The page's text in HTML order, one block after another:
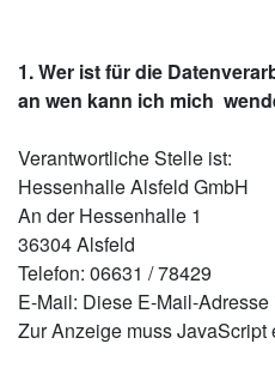
1. Wer ist für die
an wen kann ich mich
Verantwortliche Stelle ist:
Hessenhalle Alsfeld GmbH
An der Hessenhalle 1
36304 Alsfeld
Telefon: 06631 / 78429
E-Mail: Diese E-Mail-
Zur Anzeige muss JavaScript